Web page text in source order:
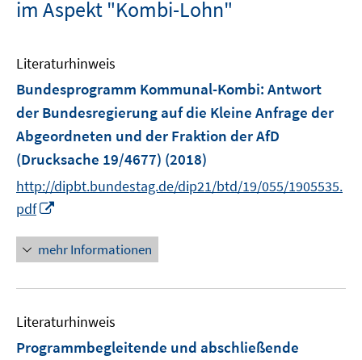
im Aspekt "Kombi-Lohn"
Literaturhinweis
Bundesprogramm Kommunal-Kombi: Antwort
der Bundesregierung auf die Kleine Anfrage der
Abgeordneten und der Fraktion der AfD
(Drucksache 19/4677) (2018)
http://dipbt.bundestag.de/dip21/btd/19/055/1905535.
pdf
n
e
u
m
F
mehr Informationen
Literaturhinweis
Programmbegleitende und abschließende